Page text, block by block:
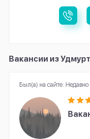
Вакансии из
Был(а) на сайте: Недавно